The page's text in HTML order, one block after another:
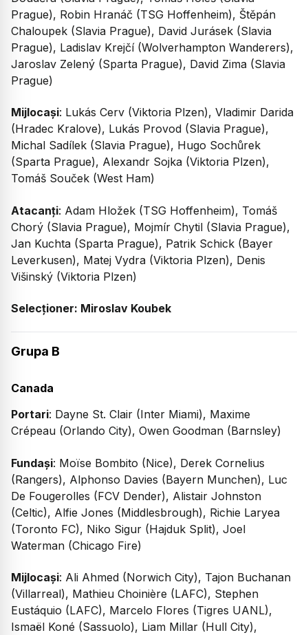
Prague), Robin Hranáč (TSG Hoffenheim), Štěpán
Chaloupek (Slavia Prague), David Jurásek (Slavia
Prague), Ladislav Krejčí (Wolverhampton Wanderers),
Jaroslav Zelený (Sparta Prague), David Zima (Slavia
Prague)
Mijlocași: Lukás Cerv (Viktoria Plzen), Vladimir Darida
(Hradec Kralove), Lukás Provod (Slavia Prague),
Michal Sadílek (Slavia Prague), Hugo Sochůrek
(Sparta Prague), Alexandr Sojka (Viktoria Plzen),
Tomáš Souček (West Ham)
Atacanți: Adam Hložek (TSG Hoffenheim), Tomáš
Chorý (Slavia Prague), Mojmír Chytil (Slavia Prague),
Jan Kuchta (Sparta Prague), Patrik Schick (Bayer
Leverkusen), Matej Vydra (Viktoria Plzen), Denis
Višinský (Viktoria Plzen)
Selecționer: Miroslav Koubek
Grupa B
Canada
Portari: Dayne St. Clair (Inter Miami), Maxime
Crépeau (Orlando City), Owen Goodman (Barnsley)
Fundași: Moïse Bombito (Nice), Derek Cornelius
(Rangers), Alphonso Davies (Bayern Munchen), Luc
De Fougerolles (FCV Dender), Alistair Johnston
(Celtic), Alfie Jones (Middlesbrough), Richie Laryea
(Toronto FC), Niko Sigur (Hajduk Split), Joel
Waterman (Chicago Fire)
Mijlocași: Ali Ahmed (Norwich City), Tajon Buchanan
(Villarreal), Mathieu Choinière (LAFC), Stephen
Eustáquio (LAFC), Marcelo Flores (Tigres UANL),
Ismaël Koné (Sassuolo), Liam Millar (Hull City),